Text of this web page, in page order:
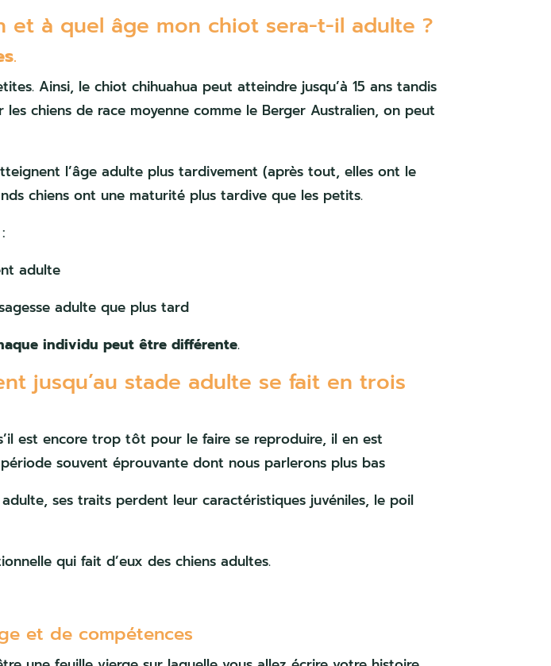
et à quel âge mon chiot sera-t-il adulte ?
.
Ainsi, le chiot chihuahua peut atteindre jusqu’à 15 ans tandis
chiens de race moyenne comme le Berger Australien, on peut
l’âge adulte plus tardivement (après tout, elles ont le
chiens ont une maturité plus tardive que les petits.
adulte
adulte que plus tard
individu peut être différente.
jusqu’au stade adulte se fait en trois
est encore trop tôt pour le faire se reproduire, il en est
souvent éprouvante dont nous parlerons plus bas
ses traits perdent leur caractéristiques juvéniles, le poil
qui fait d’eux des chiens adultes.
et de compétences